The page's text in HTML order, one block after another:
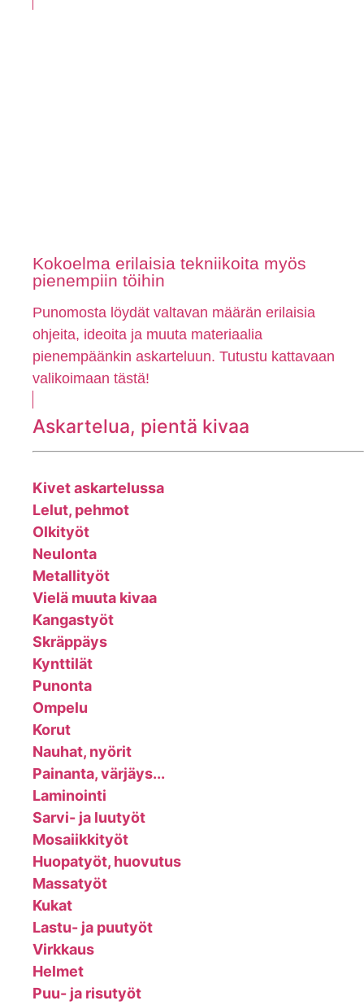
Kokoelma erilaisia tekniikoita myös
pienempiin töihin
Punomosta löydät valtavan määrän erilaisia
ohjeita, ideoita ja muuta materiaalia
pienempäänkin askarteluun. Tutustu kattavaan
valikoimaan tästä!
Askartelua, pientä kivaa
Kivet askartelussa
Lelut, pehmot
Olkityöt
Neulonta
Metallityöt
Vielä muuta kivaa
Kangastyöt
Skräppäys
Kynttilät
Punonta
Ompelu
Korut
Nauhat, nyörit
Painanta, värjäys...
Laminointi
Sarvi- ja luutyöt
Mosaiikkityöt
Huopatyöt, huovutus
Massatyöt
Kukat
Lastu- ja puutyöt
Virkkaus
Helmet
Puu- ja risutyöt